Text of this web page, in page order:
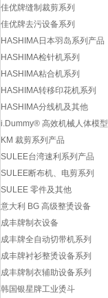
SULEE 零件及其他
意大利 BG 高级整烫设备
成丰牌制衣设备
成丰牌全自动切带机系列
成丰牌衬衫整烫设备系列
成丰牌制衣辅助设备系列
韩国银星牌工业烫斗
工业蒸汽烫斗系列
蒸汽炉斗及挂烫
烫斗配件
工业烫斗
制衣整烫系列
制衣整烫设备
整烫设备配件
缝制裁剪系列
各款剪刀
电剪、断布机系列
其他裁剪设备
佳优牌缝制裁剪系列
佳优牌去污设备系列
HASHIMA日本羽岛系列产品
HASHIMA检针机系列
HASHIMA粘合机系列
HASHIMA转移印花机系列
HASHIMA分线机及其他
i.Dummy® 高效机械人体模型
KM 裁剪系列产品
SULEE台湾速利系列产品
SULEE断布机、电剪系列
SULEE 零件及其他
意大利 BG 高级整烫设备
成丰牌制衣设备
成丰牌全自动切带机系列
成丰牌衬衫整烫设备系列
成丰牌制衣辅助设备系列
韩国银星牌工业烫斗